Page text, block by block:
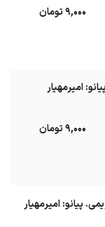
9,000 تومان
امیرمهیار
9,000 تومان
پیانو: امیرمهیار